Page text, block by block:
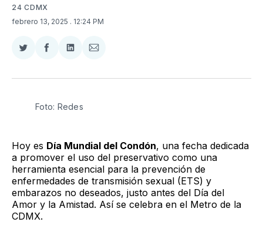
24 CDMX
febrero 13, 2025 . 12:24 PM
Compartir
Twitter
Compartir
Facebook
Compartir
LinkedIn
Compartir
Email
Foto: Redes
Hoy es Día Mundial del Condón, una fecha dedicada
a promover el uso del preservativo como una
herramienta esencial para la prevención de
enfermedades de transmisión sexual (ETS) y
embarazos no deseados, justo antes del Día del
Amor y la Amistad. Así se celebra en el Metro de la
CDMX.